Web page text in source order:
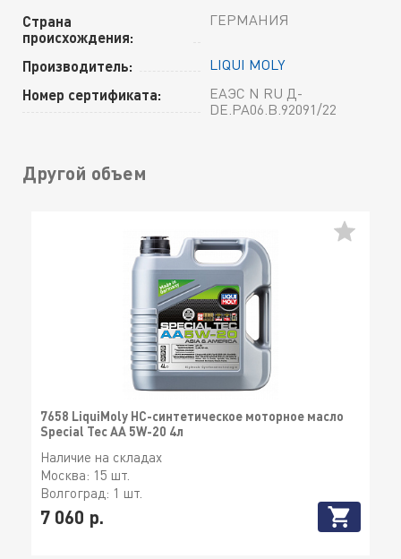
Страна
происхождения:
ГЕРМАНИЯ
Производитель: LIQUI MOLY
Номер сертификата:
ЕАЭС N RU Д-
DE.РА06.В.92091/22
Другой объем
7658 LiquiMoly НС-синтетическое моторное масло
Special Tec AA 5W-20 4л
Наличие на складах
Москва: 15 шт.
Волгоград: 1 шт.
7 060 р.